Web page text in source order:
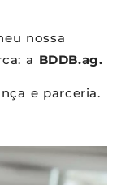
nossa
a BDDB.ag.
e parceria.